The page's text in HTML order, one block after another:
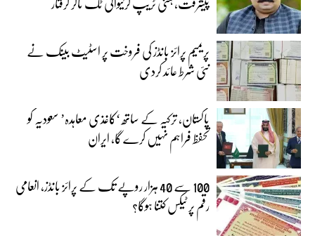
پریمیم پرائز بانڈز کی فروخت پر اسٹیٹ بینک نے
نئی شرط عائد کردی
پاکستان، ترکیہ کے ساتھ ‘کاغذی معاہدہ’ سعودیہ کو
تحفظ فراہم نہیں کرے گا، ایران
100 سے 40 ہزار روپے تک کے پرائز بانڈز، انعامی
رقم پر ٹیکس کتنا ہوگا؟